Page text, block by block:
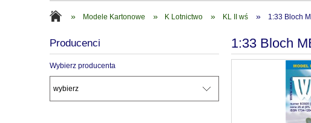
» Modele Kartonowe » K Lotnictwo » KL II wś » 1:33 Bloch
Producenci
Wybierz producenta
1:33 Bloch